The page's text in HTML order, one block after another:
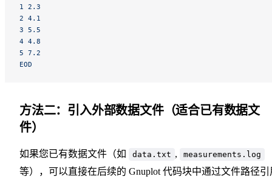
1 2.3
2 4.1
3 5.5
4 4.8
5 7.2
EOD
方法二：引入外部数据文件（适合已有数据文
件）
如果您已有数据文件（如 data.txt , measurements.log
等），可以直接在后续的 Gnuplot 代码块中通过文件路径引